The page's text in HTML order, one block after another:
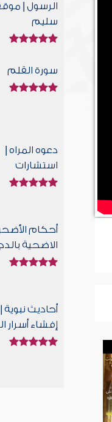
الرسول |
سليم
سورة القلم
دعوه المراه |
استشارات
أحكام
الاضحية
أحاديث نبوية |
إفشاء أسرار